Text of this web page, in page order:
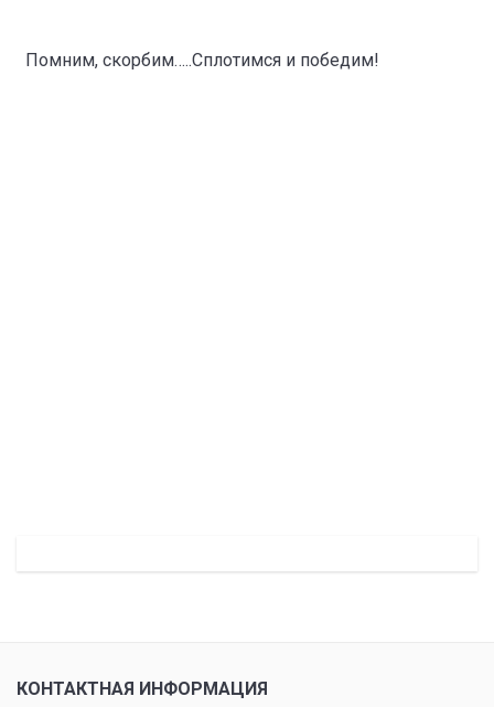
Помним, скорбим…..Сплотимся и победим!
КОНТАКТНАЯ ИНФОРМАЦИЯ